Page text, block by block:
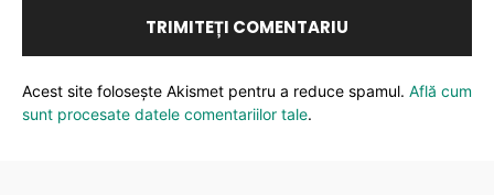
Acest site folosește Akismet pentru a reduce spamul. Află cum
sunt procesate datele comentariilor tale.